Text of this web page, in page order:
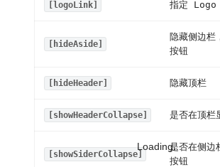
[logoLink] 指定 Logo
[hideAside]
隐藏侧边栏
按钮
[hideHeader] 隐藏顶栏
[showHeaderCollapse] 是否在顶栏
[showSiderCollapse]
是否在侧边
按钮
Loading...